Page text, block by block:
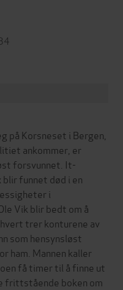
på Korsneset i Bergen,
ankommer, er
forsvunnet. It-
funnet død i en
i
Vik blir bedt om å
trer konturene av
som hensynsløst
ham. Mannen kaller
få timer til å finne ut
frittstående boken om